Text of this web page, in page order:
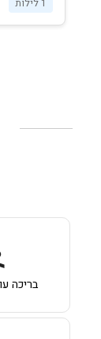
1 לילות
בריכה